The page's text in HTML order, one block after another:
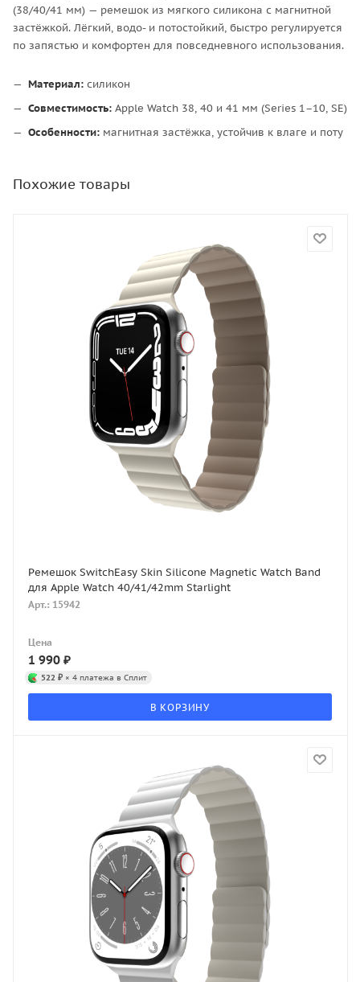
(38/40/41 мм) — ремешок из мягкого силикона с магнитной
застёжкой. Лёгкий, водо- и потостойкий, быстро регулируется
по запястью и комфортен для повседневного использования.
Материал: силикон
Совместимость: Apple Watch 38, 40 и 41 мм (Series 1–10, SE)
Особенности: магнитная застёжка, устойчив к влаге и поту
Похожие товары
Ремешок SwitchEasy Skin Silicone Magnetic Watch Band
для Apple Watch 40/41/42mm Starlight
Арт.: 15942
Цена
1 990 ₽
522 ₽ × 4 платежа в Сплит
В КОРЗИНУ